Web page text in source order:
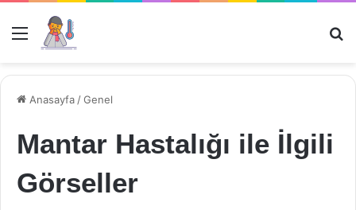
Menü
Anasayfa /Genel
Mantar Hastalığı ile İlgili
Görseller